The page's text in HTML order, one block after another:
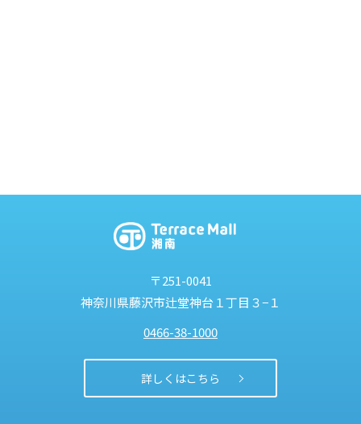
〒251-0041
神奈川県藤沢市辻堂神台１丁目３−１
0466-38-1000
詳しくはこちら